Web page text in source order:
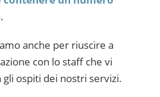
.
anche per riuscire a
con lo staff che vi
ospiti dei nostri servizi.